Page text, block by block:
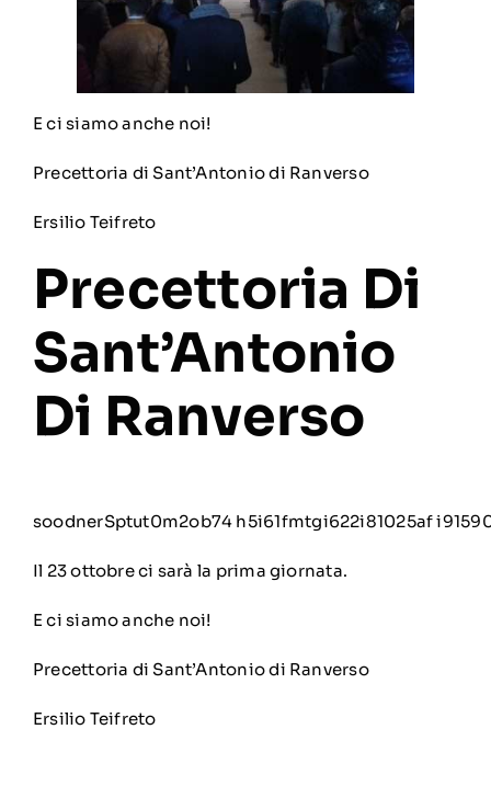
E ci siamo anche noi!
Precettoria di Sant’Antonio di Ranverso
Ersilio Teifreto
Precettoria Di
Sant’Antonio
Di Ranverso
soodnerSptut0m2ob74 h5i61fmtgi622i81025af
Il 23 ottobre ci sarà la prima giornata.
E ci siamo anche noi!
Precettoria di Sant’Antonio di Ranverso
Ersilio Teifreto